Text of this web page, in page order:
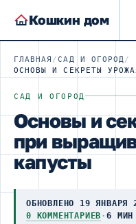
Кошкин дом
ГЛАВНАЯ /САД И ОГОРОД /
САД И ОГОРОД
Основы и
при
капусты
ОБНОВЛЕНО 19 ЯНВАРЯ
0 КОММЕНТАРИЕВ ·6 МИН